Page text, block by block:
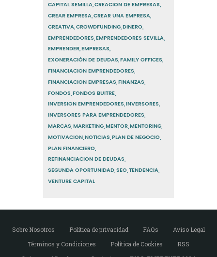
CAPITAL SEMILLA CREACION DE EMPRESAS
CREAR EMPRESA CREAR UNA EMPRESA
CREATIVA CROWDFUNDING DINERO
EMPRENDEDORES EMPRENDEDORES SEVILLA
EMPRENDER EMPRESAS
EXONERACIÓN DE DEUDAS FAMILY OFFICES
FINANCIACION EMPRENDEDORES
FINANCIACION EMPRESAS FINANZAS
FONDOS FONDOS BUITRE
INVERSION EMPRENDEDORES INVERSORES
INVERSORES PARA EMPRENDEDORES
MARCAS MARKETING MENTOR MENTORING
MOTIVACION NOTICIAS PLAN DE NEGOCIO
PLAN FINANCIERO
REFINANCIACION DE DEUDAS
SEGUNDA OPORTUNIDAD SEO TENDENCIA
VENTURE CAPITAL
Sobre Nosotros Política de privacidad FAQs
Aviso Legal
Términos y Condiciones
Política de Cookies
RSS